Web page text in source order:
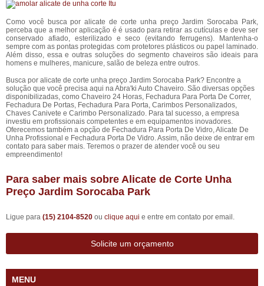
Como você busca por alicate de corte unha preço Jardim Sorocaba Park,
perceba que a melhor aplicação é é usado para retirar as cutículas e deve ser
conservado afiado, esterilizado e seco (evitando ferrugens). Mantenha-o
sempre com as pontas protegidas com protetores plásticos ou papel laminado.
Além disso, essa e outras soluções do segmento chaveiros são ideais para
homens e mulheres, manicure, salão de beleza entre outros.
Busca por alicate de corte unha preço Jardim Sorocaba Park? Encontre a
solução que você precisa aqui na Abra'ki Auto Chaveiro. São diversas opções
disponibilizadas, como Chaveiro 24 Horas, Fechadura Para Porta De Correr,
Fechadura De Portas, Fechadura Para Porta, Carimbos Personalizados,
Chaves Canivete e Carimbo Personalizado. Para tal sucesso, a empresa
investiu em profissionais competentes e em equipamentos inovadores.
Oferecemos também a opção de Fechadura Para Porta De Vidro, Alicate De
Unha Profissional e Fechadura Porta De Vidro. Assim, não deixe de entrar em
contato para saber mais. Teremos o prazer de atender você ou seu
empreendimento!
Para saber mais sobre Alicate de Corte Unha
Preço Jardim Sorocaba Park
Ligue para (15) 2104-8520 ou clique aqui e entre em contato por email.
Solicite um orçamento
MENU